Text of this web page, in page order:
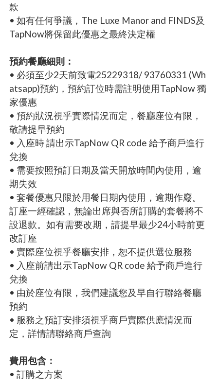
款
• 如有任何爭議，The Luxe Manor and FINDS及
TapNow將保留此優惠之最終決定權
預約餐廳細則：
• 必須至少2天前致電25229318/ 93760331 (Wh
atsapp)預約，預約訂位時需註明使用TapNow 獨
家優惠
• 預約狀況視乎實際情況而定，餐廳座位有限，
敬請提早預約
• 入座時 請出示TapNow QR code 給予商戶進行
兌換
• 需要按照預訂日期及當天開放時間內使用，逾
期失效
• 套餐優惠只限於用餐日期內使用，逾期作廢。
訂座一經確認，無論出席與否所訂購的套餐將不
設退款。如有需要改期，請提早最少24小時前更
改訂座
• 實際座位視乎餐廳安排，恕不提供選位服務
• 入座前請出示TapNow QR code 給予商戶進行
兌換
• 由於座位有限，我們建議您及早自行聯絡餐廳
預約
• 服務之預訂安排須視乎商戶實際供應情況而
定，詳情請聯絡商戶查詢
費用包含：
• 訂購之方案